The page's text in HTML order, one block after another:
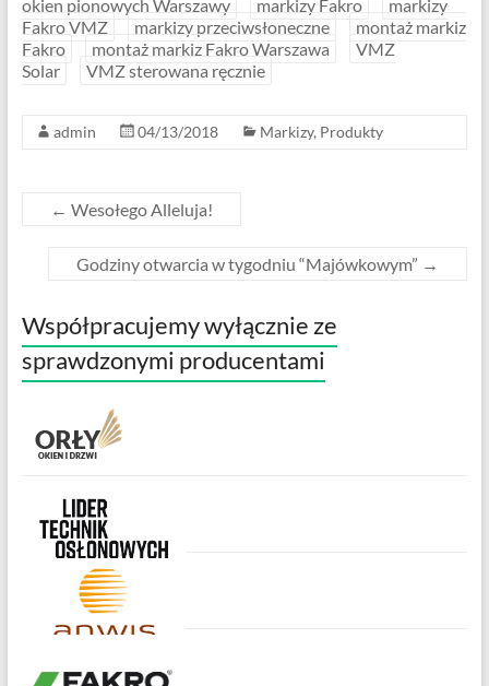
okien pionowych Warszawy
markizy Fakro
markizy
Fakro VMZ
markizy przeciwsłoneczne
montaż markiz
Fakro
montaż markiz Fakro Warszawa
VMZ
Solar
VMZ sterowana ręcznie
admin 04/13/2018 Markizy, Produkty
← Wesołego Alleluja!
Godziny otwarcia w tygodniu “Majówkowym” →
Współpracujemy wyłącznie ze
sprawdzonymi producentami